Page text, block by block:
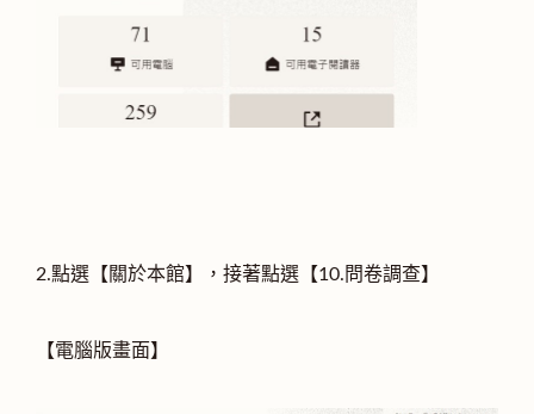
2.點選【關於本館】，接著點選【10.問卷調查】
【電腦版畫面】